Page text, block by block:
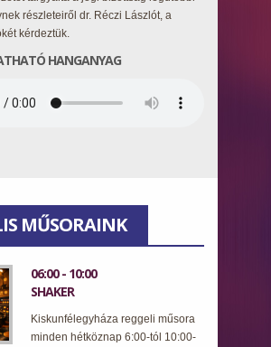
részleteiről dr. Réczi Lászlót, a
kérdeztük.
HANGANYAG
MŰSORAINK
06:00 - 10:00
SHAKER
Kiskunfélegyháza reggeli műsora
minden hétköznap 6:00-tól 10:00-